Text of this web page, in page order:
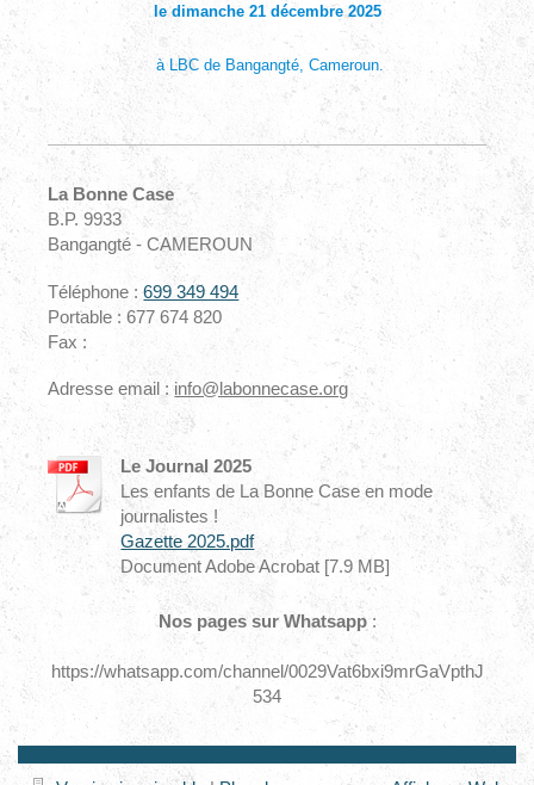
le dimanche 21 décembre 2025
à LBC de Bangangté, Cameroun.
La Bonne Case
B.P. 9933
Bangangté - CAMEROUN
Téléphone :699 349 494
Portable : 677 674 820
Fax :
Adresse email :info@labonnecase.org
Le Journal 2025
Les enfants de La Bonne Case en mode
journalistes !
Gazette 2025.pdf
Document Adobe Acrobat [7.9 MB]
Nos pages sur Whatsapp:
https://whatsapp.com/channel/0029Vat6bxi9mrGaVpthJ
534